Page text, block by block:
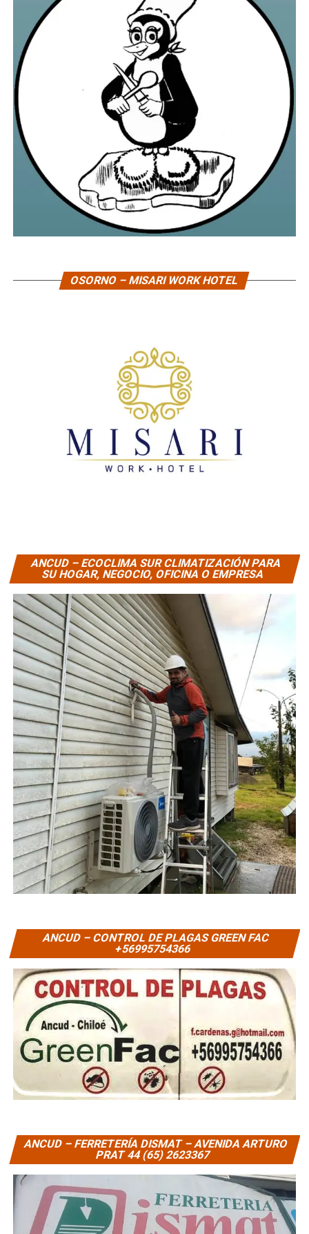
OSORNO – MISARI WORK HOTEL
ANCUD – ECOCLIMA SUR CLIMATIZACIÓN PARA
SU HOGAR, NEGOCIO, OFICINA O EMPRESA
ANCUD – CONTROL DE PLAGAS GREEN FAC
+56995754366
ANCUD – FERRETERÍA DISMAT – AVENIDA ARTURO
PRAT 44 (65) 2623367